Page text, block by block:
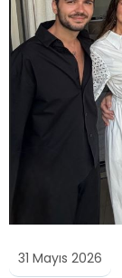
31 Mayıs 2026